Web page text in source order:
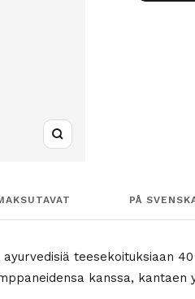
Suurenna
PÅ
teesekoituksiaan
kanssa,